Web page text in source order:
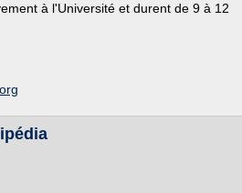
à l'Université et durent de 9 à 12